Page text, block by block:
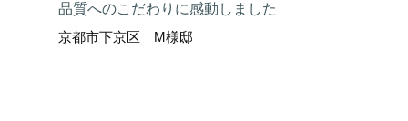
品質へのこだわりに感動しました
京都市下京区 M様邸